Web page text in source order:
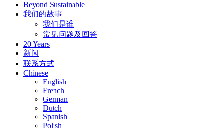
Beyond Sustainable
我们的故事
我们是谁
常见问题及回答
20 Years
新闻
联系方式
Chinese
English
French
German
Dutch
Spanish
Polish